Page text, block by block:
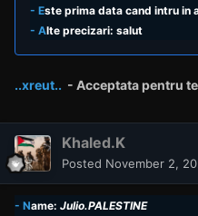
- Este prima data cand intru in
- Alte precizari: salut
..xreut.. - Acceptata pentru
Khaled.K
Posted November 2,
- Name: Julio.PALESTINE